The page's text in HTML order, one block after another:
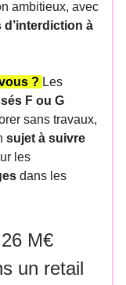
ambitieux, avec
d’interdiction à
? Les
F ou G
sans travaux,
sujet à suivre
les
dans les
M€
un retail